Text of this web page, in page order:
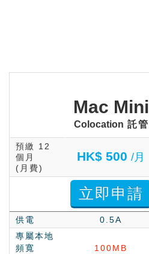
Mac Mini
Colocation 託管
預繳 12
個月
(月費)
HK$ 500 /月
立即申請
供電 0.5A
專屬本地
頻寬
100MB